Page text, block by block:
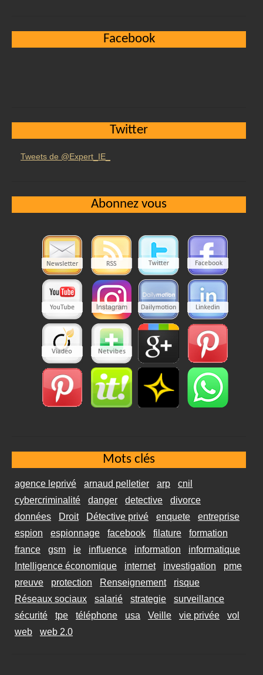
Facebook
Twitter
Tweets de @Expert_IE_
Abonnez vous
Mots clés
agence leprivé arnaud pelletier arp
cnil
cybercriminalité
danger detective
divorce
données
Droit Détective privé enquete
entreprise
espion
espionnage facebook filature
formation
france
gsm ie influence information
informatique
Intelligence économique
internet investigation
pme
preuve
protection Renseignement
risque
Réseaux sociaux
salarié strategie
surveillance
sécurité
tpe téléphone usa Veille vie privée
vol
web
web 2.0